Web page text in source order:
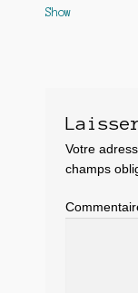
Show
Votre
champs